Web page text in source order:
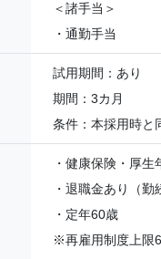
＜諸手当＞
・通勤手当
試用期間：あり
期間：3カ月
条件：本採用時と
・健康保険・厚
・退職金あり（勤
・定年60歳
※再雇用制度上限